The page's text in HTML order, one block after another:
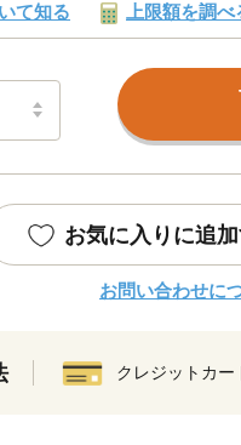
て知る 上限額を調べ
お気に入りに追
お問い合わせに
クレジットカー